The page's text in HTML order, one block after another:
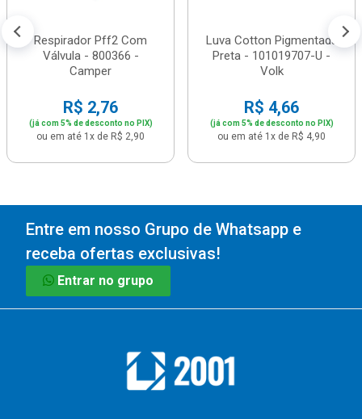
Respirador Pff2 Com
Válvula - 800366 -
Camper
R$ 2,76
(já com 5% de desconto no PIX)
ou em até 1x de R$ 2,90
Luva Cotton Pigmentada
Preta - 101019707-U -
Volk
R$ 4,66
(já com 5% de desconto no PIX)
ou em até 1x de R$ 4,90
Entre em nosso Grupo de Whatsapp e
receba ofertas exclusivas!
Entrar no grupo